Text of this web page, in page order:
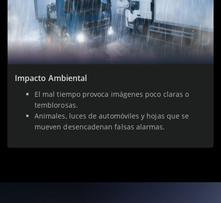
Impacto Ambiental
El mal tiempo provoca imágenes poco claras o
temblorosas.
Animales, luces de automóviles y hojas que se
mueven desencadenan falsas alarmas.